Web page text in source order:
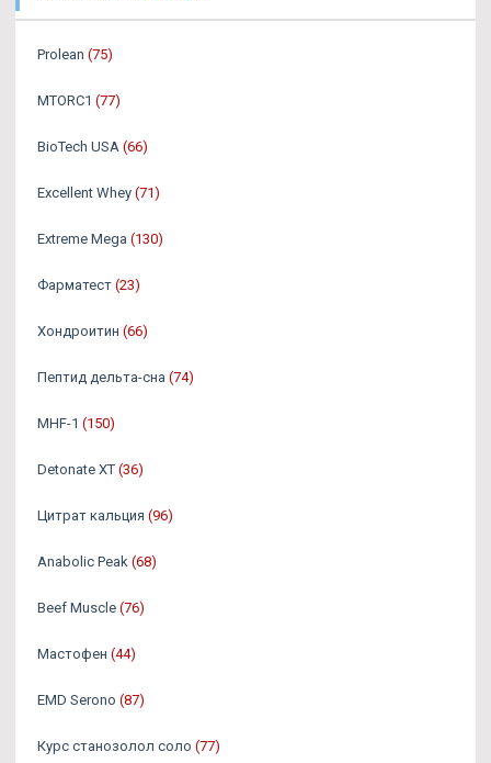
Prolean (75)
MTORC1 (77)
BioTech USA (66)
Excellent Whey (71)
Extreme Mega (130)
Фарматест (23)
Хондроитин (66)
Пептид дельта-сна (74)
MHF-1 (150)
Detonate XT (36)
Цитрат кальция (96)
Anabolic Peak (68)
Beef Muscle (76)
Мастофен (44)
EMD Serono (87)
Курс станозолол соло (77)